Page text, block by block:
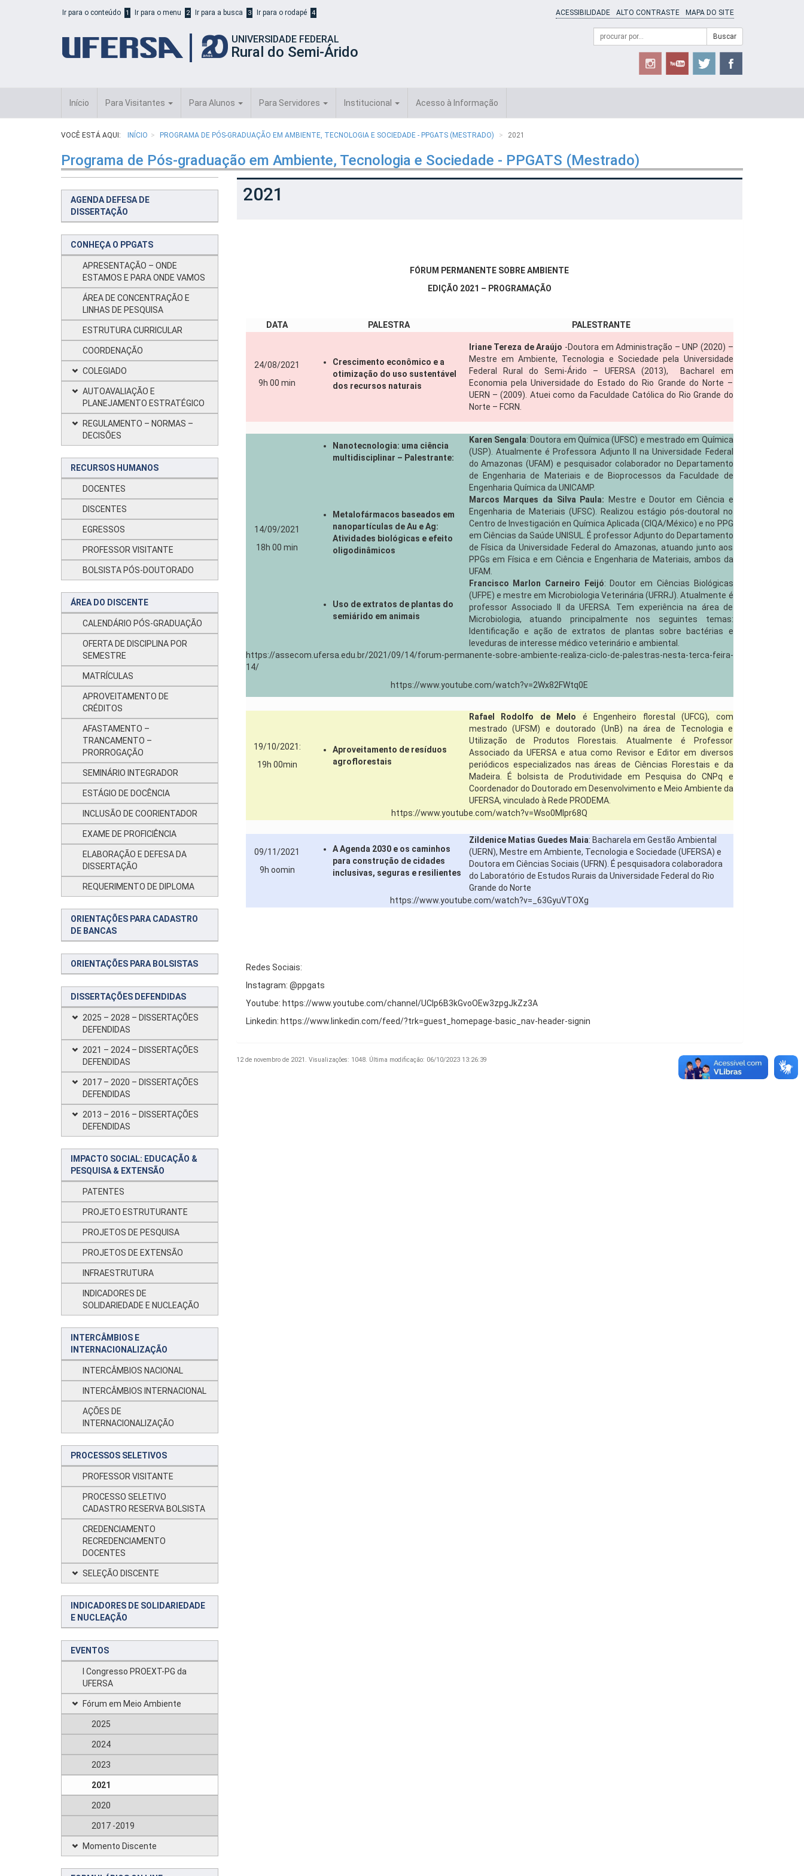
Ir para o conteúdo 1 Ir para o menu 2 Ir para a busca 3 Ir para o rodapé 4 ACESSIBILIDADE ALTO CONTRASTE MAPA DO SITE
UNIVERSIDADE FEDERAL
Rural do Semi-Árido
Formulário
Campo
de
Buscar
Início Para Visitantes Para Alunos Para Servidores Institucional Acesso à Informação
VOCÊ ESTÁ AQUI: INÍCIO PROGRAMA DE PÓS-GRADUAÇÃO EM AMBIENTE, TECNOLOGIA E SOCIEDADE - PPGATS (MESTRADO) 2021
Programa de Pós-graduação em Ambiente, Tecnologia e Sociedade - PPGATS (Mestrado)
AGENDA DEFESA DE
DISSERTAÇÃO
CONHEÇA O PPGATS
APRESENTAÇÃO – ONDE
ESTAMOS E PARA ONDE VAMOS
ÁREA DE CONCENTRAÇÃO E
LINHAS DE PESQUISA
ESTRUTURA CURRICULAR
COORDENAÇÃO
COLEGIADO
AUTOAVALIAÇÃO E
PLANEJAMENTO ESTRATÉGICO
REGULAMENTO – NORMAS –
DECISÕES
RECURSOS HUMANOS
DOCENTES
DISCENTES
EGRESSOS
PROFESSOR VISITANTE
BOLSISTA PÓS-DOUTORADO
ÁREA DO DISCENTE
CALENDÁRIO PÓS-GRADUAÇÃO
OFERTA DE DISCIPLINA POR
SEMESTRE
MATRÍCULAS
APROVEITAMENTO DE
CRÉDITOS
AFASTAMENTO –
TRANCAMENTO –
PRORROGAÇÃO
SEMINÁRIO INTEGRADOR
ESTÁGIO DE DOCÊNCIA
INCLUSÃO DE COORIENTADOR
EXAME DE PROFICIÊNCIA
ELABORAÇÃO E DEFESA DA
DISSERTAÇÃO
REQUERIMENTO DE DIPLOMA
ORIENTAÇÕES PARA CADASTRO
DE BANCAS
ORIENTAÇÕES PARA BOLSISTAS
DISSERTAÇÕES DEFENDIDAS
2025 – 2028 – DISSERTAÇÕES
DEFENDIDAS
2021 – 2024 – DISSERTAÇÕES
DEFENDIDAS
2017 – 2020 – DISSERTAÇÕES
DEFENDIDAS
2013 – 2016 – DISSERTAÇÕES
DEFENDIDAS
IMPACTO SOCIAL: EDUCAÇÃO &
PESQUISA & EXTENSÃO
PATENTES
PROJETO ESTRUTURANTE
PROJETOS DE PESQUISA
PROJETOS DE EXTENSÃO
INFRAESTRUTURA
INDICADORES DE
SOLIDARIEDADE E NUCLEAÇÃO
INTERCÂMBIOS E
INTERNACIONALIZAÇÃO
INTERCÂMBIOS NACIONAL
INTERCÂMBIOS INTERNACIONAL
AÇÕES DE
INTERNACIONALIZAÇÃO
PROCESSOS SELETIVOS
PROFESSOR VISITANTE
PROCESSO SELETIVO
CADASTRO RESERVA BOLSISTA
CREDENCIAMENTO
RECREDENCIAMENTO
DOCENTES
SELEÇÃO DISCENTE
INDICADORES DE SOLIDARIEDADE
E NUCLEAÇÃO
EVENTOS
I Congresso PROEXT-PG da
UFERSA
Fórum em Meio Ambiente
2025
2024
2023
2021
2020
2017 -2019
Momento Discente
2021
FÓRUM PERMANENTE SOBRE AMBIENTE
EDIÇÃO 2021 – PROGRAMAÇÃO
DATA PALESTRA PALESTRANTE
24/08/2021
9h 00 min
Crescimento econômico e a
otimização do uso sustentável
dos recursos naturais
Iriane Tereza de Araújo -Doutora em Administração – UNP (2020) –
Mestre em Ambiente, Tecnologia e Sociedade pela Universidade
Federal Rural do Semi-Árido – UFERSA (2013), Bacharel em
Economia pela Universidade do Estado do Rio Grande do Norte –
UERN – (2009). Atuei como da Faculdade Católica do Rio Grande do
Norte – FCRN.
14/09/2021
18h 00 min
Nanotecnologia: uma ciência
multidisciplinar – Palestrante:
Karen Sengala: Doutora em Química (UFSC) e mestrado em Química
(USP). Atualmente é Professora Adjunto II na Universidade Federal
do Amazonas (UFAM) e pesquisador colaborador no Departamento
de Engenharia de Materiais e de Bioprocessos da Faculdade de
Engenharia Química da UNICAMP.
Metalofármacos baseados em
nanopartículas de Au e Ag:
Atividades biológicas e efeito
oligodinâmicos
Marcos Marques da Silva Paula: Mestre e Doutor em Ciência e
Engenharia de Materiais (UFSC). Realizou estágio pós-doutoral no
Centro de Investigación en Química Aplicada (CIQA/México) e no PPG
em Ciências da Saúde UNISUL. É professor Adjunto do Departamento
de Física da Universidade Federal do Amazonas, atuando junto aos
PPGs em Física e em Ciência e Engenharia de Materiais, ambos da
UFAM.
Uso de extratos de plantas do
semiárido em animais
Francisco Marlon Carneiro Feijó: Doutor em Ciências Biológicas
(UFPE) e mestre em Microbiologia Veterinária (UFRRJ). Atualmente é
professor Associado II da UFERSA. Tem experiência na área de
Microbiologia, atuando principalmente nos seguintes temas:
Identificação e ação de extratos de plantas sobre bactérias e
leveduras de interesse médico veterinário e ambiental.
https://assecom.ufersa.edu.br/2021/09/14/forum-permanente-sobre-ambiente-realiza-ciclo-de-palestras-nesta-terca-feira-
14/
https://www.youtube.com/watch?v=2Wx82FWtq0E
19/10/2021:
19h 00min
Aproveitamento de resíduos
agroflorestais
Rafael Rodolfo de Melo é Engenheiro florestal (UFCG), com
mestrado (UFSM) e doutorado (UnB) na área de Tecnologia e
Utilização de Produtos Florestais. Atualmente é Professor
Associado da UFERSA e atua como Revisor e Editor em diversos
periódicos especializados nas áreas de Ciências Florestais e da
Madeira. É bolsista de Produtividade em Pesquisa do CNPq e
Coordenador do Doutorado em Desenvolvimento e Meio Ambiente da
UFERSA, vinculado à Rede PRODEMA.
https://www.youtube.com/watch?v=Wso0Mlpr68Q
09/11/2021
9h oomin
A Agenda 2030 e os caminhos
para construção de cidades
inclusivas, seguras e resilientes
Zildenice Matias Guedes Maia: Bacharela em Gestão Ambiental
(UERN), Mestre em Ambiente, Tecnologia e Sociedade (UFERSA) e
Doutora em Ciências Sociais (UFRN). É pesquisadora colaboradora
do Laboratório de Estudos Rurais da Universidade Federal do Rio
Grande do Norte
https://www.youtube.com/watch?v=_63GyuVTOXg
Redes Sociais:
Instagram: @ppgats
Youtube: https://www.youtube.com/channel/UClp6B3kGvoOEw3zpgJkZz3A
Linkedin: https://www.linkedin.com/feed/?trk=guest_homepage-basic_nav-header-signin
12 de novembro de 2021. Visualizações: 1048. Última modificação: 06/10/2023 13:26:39